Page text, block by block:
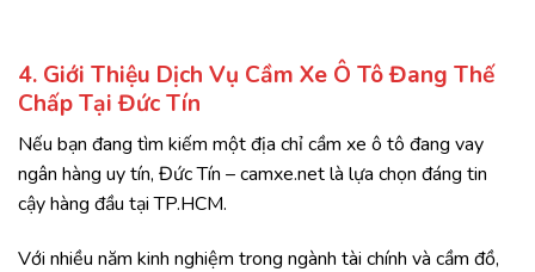
4. Giới Thiệu Dịch Vụ Cầm Xe Ô Tô Đang Thế
Chấp Tại Đức Tín
Nếu bạn đang tìm kiếm một địa chỉ cầm xe ô tô đang vay
ngân hàng uy tín, Đức Tín – camxe.net là lựa chọn đáng tin
cậy hàng đầu tại TP.HCM.
Với nhiều năm kinh nghiệm trong ngành tài chính và cầm đồ,